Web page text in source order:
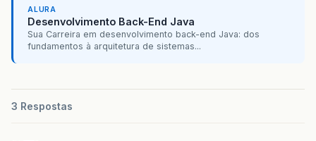
ALURA
Desenvolvimento Back-End Java
Sua Carreira em desenvolvimento back-end Java: dos
fundamentos à arquitetura de sistemas...
3 Respostas